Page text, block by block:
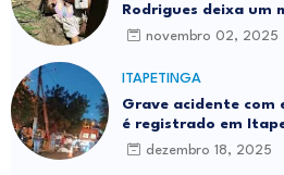
Rodrigues deixa um
novembro 02, 2025
ITAPETINGA
Grave acidente
é registrado em
dezembro 18, 2025